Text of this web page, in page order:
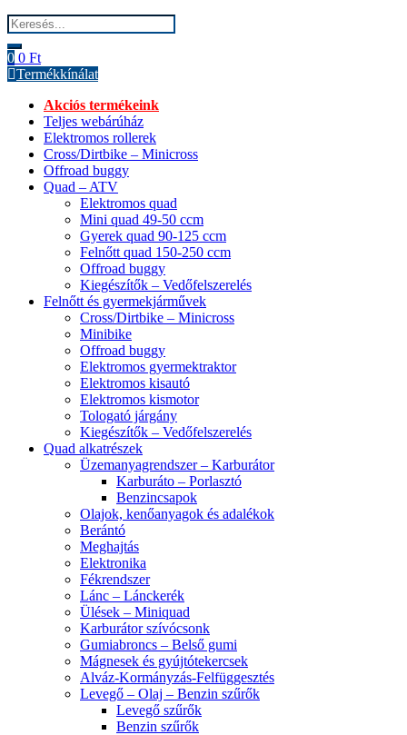
Search
for:
0 0 Ft
Termékkínálat
Akciós termékeink
Teljes webárúház
Elektromos rollerek
Cross/Dirtbike – Minicross
Offroad buggy
Quad – ATV
Elektromos quad
Mini quad 49-50 ccm
Gyerek quad 90-125 ccm
Felnőtt quad 150-250 ccm
Offroad buggy
Kiegészítők – Vedőfelszerelés
Felnőtt és gyermekjárművek
Cross/Dirtbike – Minicross
Minibike
Offroad buggy
Elektromos gyermektraktor
Elektromos kisautó
Elektromos kismotor
Tologató járgány
Kiegészítők – Vedőfelszerelés
Quad alkatrészek
Üzemanyagrendszer – Karburátor
Karburáto – Porlasztó
Benzincsapok
Olajok, kenőanyagok és adalékok
Berántó
Meghajtás
Elektronika
Fékrendszer
Lánc – Lánckerék
Ülések – Miniquad
Karburátor szívócsonk
Gumiabroncs – Belső gumi
Mágnesek és gyújtótekercsek
Alváz-Kormányzás-Felfüggesztés
Levegő – Olaj – Benzin szűrők
Levegő szűrők
Benzin szűrők